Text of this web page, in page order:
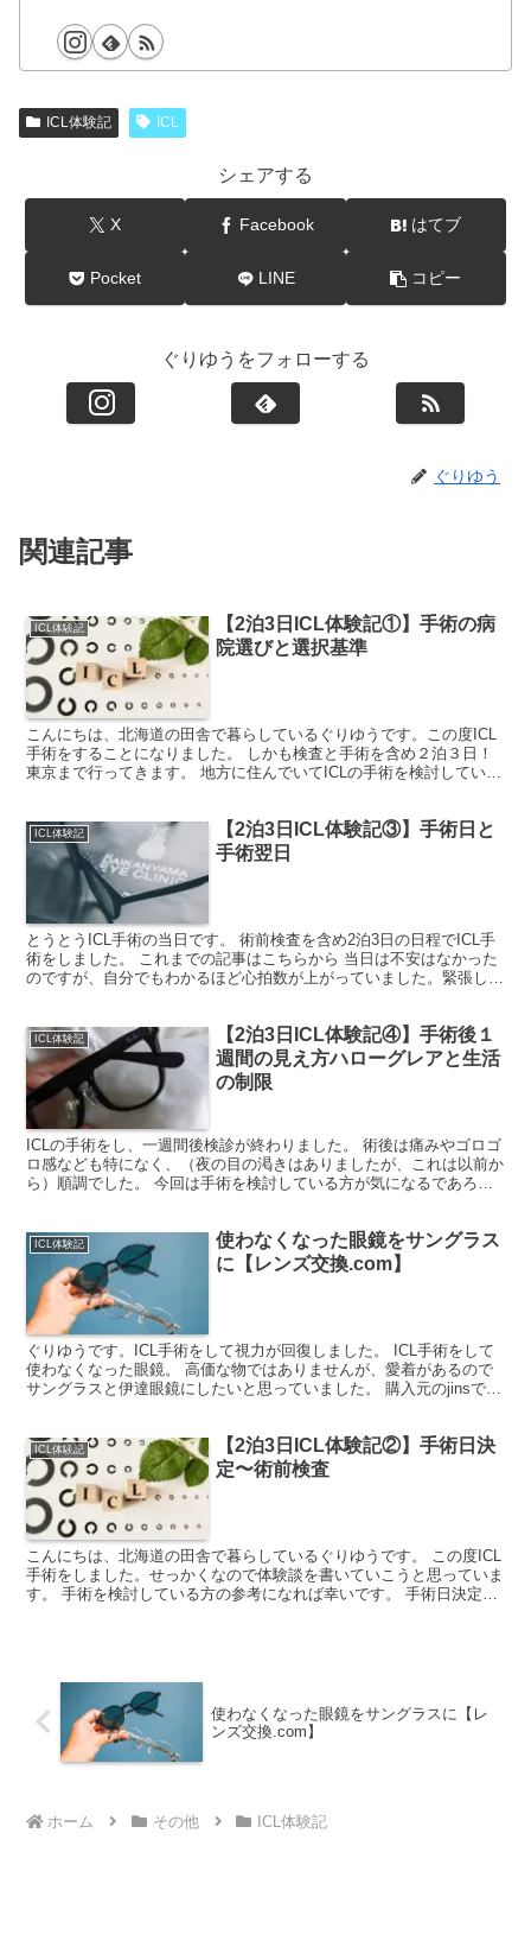
ICL体験記 ICL
シェアする
X Facebook はてブ
Pocket LINE コピー
ぐりゆうをフォローする
ぐりゆう
関連記事
ICL体験記
【2泊3日ICL体験記①】手術の病
院選びと選択基準
こんにちは、北海道の田舎で暮らしているぐりゆうです。この度ICL
手術をすることになりました。 しかも検査と手術を含め２泊３日！
東京まで行ってきます。 地方に住んでいてICLの手術を検討している
ICL体験記
【2泊3日ICL体験記③】手術日と
手術翌日
とうとうICL手術の当日です。 術前検査を含め2泊3日の日程でICL手
術をしました。 これまでの記事はこちらから 当日は不安はなかった
のですが、自分でもわかるほど心拍数が上がっていました。緊張して
ICL体験記
【2泊3日ICL体験記④】手術後１
週間の見え方ハローグレアと生活
の制限
ICLの手術をし、一週間後検診が終わりました。 術後は痛みやゴロゴ
ロ感なども特になく、（夜の目の渇きはありましたが、これは以前か
ら）順調でした。 今回は手術を検討している方が気になるであろう
ICL体験記
使わなくなった眼鏡をサングラス
に【レンズ交換.com】
ぐりゆうです。ICL手術をして視力が回復しました。 ICL手術をして
使わなくなった眼鏡。 高価な物ではありませんが、愛着があるので
サングラスと伊達眼鏡にしたいと思っていました。 購入元のjinsでは
ICL体験記
【2泊3日ICL体験記②】手術日決
定〜術前検査
こんにちは、北海道の田舎で暮らしているぐりゆうです。 この度ICL
手術をしました。せっかくなので体験談を書いていこうと思っていま
す。 手術を検討している方の参考になれば幸いです。 手術日決定ま
使わなくなった眼鏡をサングラスに【レ
ンズ交換.com】
ホーム その他 ICL体験記